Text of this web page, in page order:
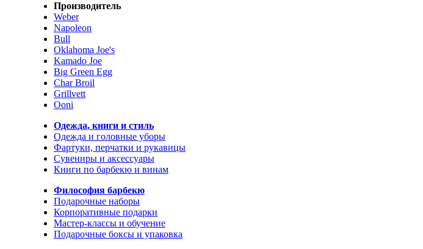
Производитель
Weber
Napoleon
Bull
Oklahoma Joe's
Kamado Joe
Big Green Egg
Char Broil
Grillvett
Ooni
Одежда, книги и стиль
Одежда и головные уборы
Фартуки, перчатки и рукавицы
Сувениры и аксессуары
Книги по барбекю и винам
Философия барбекю
Подарочные наборы
Корпоративные подарки
Мастер-классы и обучение
Подарочные боксы и упаковка